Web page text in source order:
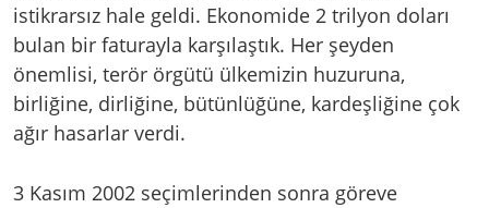
istikrarsız hale geldi. Ekonomide 2 trilyon doları
bulan bir faturayla karşılaştık. Her şeyden
önemlisi, terör örgütü ülkemizin huzuruna,
birliğine, dirliğine, bütünlüğüne, kardeşliğine çok
ağır hasarlar verdi.
3 Kasım 2002 seçimlerinden sonra göreve